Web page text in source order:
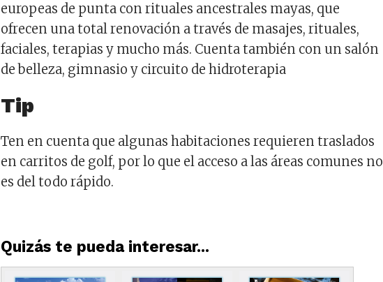
europeas de punta con rituales ancestrales mayas, que
ofrecen una total renovación a través de masajes, rituales,
faciales, terapias y mucho más. Cuenta también con un salón
de belleza, gimnasio y circuito de hidroterapia
Tip
Ten en cuenta que algunas habitaciones requieren traslados
en carritos de golf, por lo que el acceso a las áreas comunes no
es del todo rápido.
Quizás te pueda interesar...